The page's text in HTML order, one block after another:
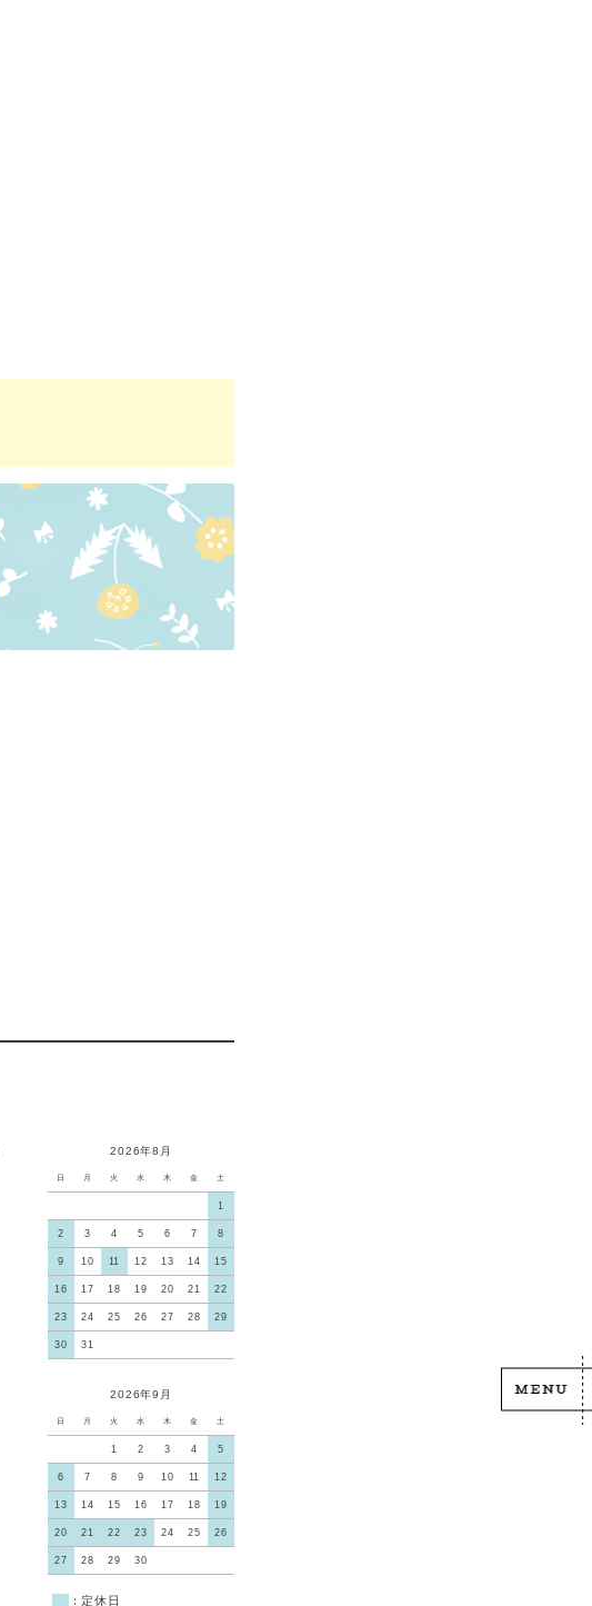
2026年8月
日 月 火 水 木 金 土
1
2 3 4 5 6 7 8
9 10 11 12 13 14 15
16 17 18 19 20 21 22
23 24 25 26 27 28 29
30 31
2026年9月
日 月 火 水 木 金 土
1 2 3 4 5
6 7 8 9 10 11 12
13 14 15 16 17 18 19
20 21 22 23 24 25 26
27 28 29 30
：定休日